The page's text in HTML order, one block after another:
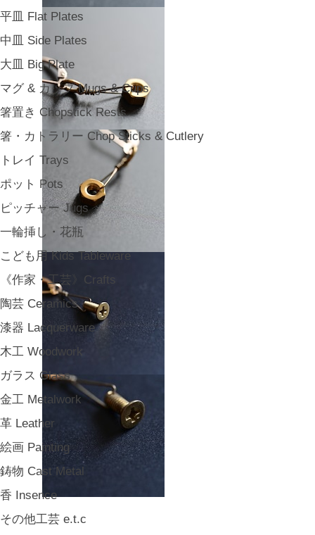
平皿 Flat Plates
中皿 Side Plates
大皿 Big Plate
マグ & カップ Mugs & Cups
箸置き Chopstick Rests
箸・カトラリー Chop Sticks & Cutlery
トレイ Trays
ポット Pots
ピッチャー Jugs
一輪挿し・花瓶
こども用 Kids Tableware
《作家・工芸》Crafts
陶芸 Ceramics
漆器 Lacquerware
木工 Woodwork
ガラス Glass
金工 Metalwork
革 Leather
絵画 Painting
鋳物 Cast Metal
香 Insence
その他工芸 e.t.c